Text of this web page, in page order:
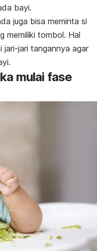
bayi.
juga bisa meminta si
memiliki tombol. Hal
jari-jari tangannya agar
mulai fase